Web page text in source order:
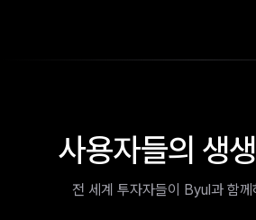
사용자들의 생
전 세계 투자자들이 Byul과 함